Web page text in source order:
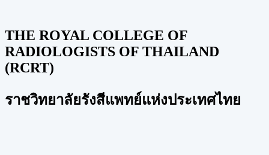
THE ROYAL COLLEGE OF
RADIOLOGISTS OF THAILAND
(RCRT)
ราชวิทยาลัยรังสีแพทย์แห่งประเทศไทย